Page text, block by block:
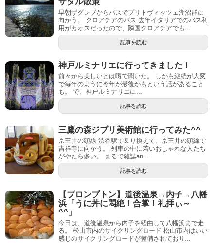
早朝ザグレブからバスでプリトヴィッツェ湖沼群に
向かう。 クロアチアのバス 去年イタリアでのバス利
用がカオスだったので、隣国クロアチアでも...
記事を読む
神戸ルミナリエに行ってきました！
前々から美しいとは噂で聞いた。 しかも継続が大変
で毎年のように今年が最後かもという話があること
も。 で、神戸ルミナリエに...
記事を読む
三鷹の森ジブリ美術館に行ってみた^^
京王井の頭線 渋谷駅で乗り換えて、京王井の頭線で
吉祥寺に向かう。 列車の中に若いおしゃれな人たち
がやたら多い。 まるで雑誌an...
記事を読む
【ブロンプトン】道後温泉→内子→八幡
浜「うに丼に悶絶！合掌！礼拝ぃ～
^^」
今日は、道後温泉から内子を経由して八幡浜まで走
る。 松山市内のサイクリングロード 松山市内はいい
感じのサイクリングロードが整備されており...